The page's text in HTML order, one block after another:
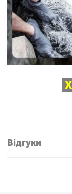
Відгуки